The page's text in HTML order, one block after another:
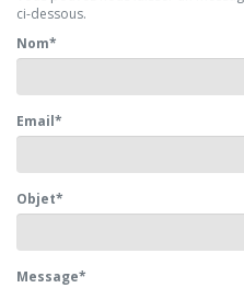
ci-dessous.
Nom*
Email*
Objet*
Message*